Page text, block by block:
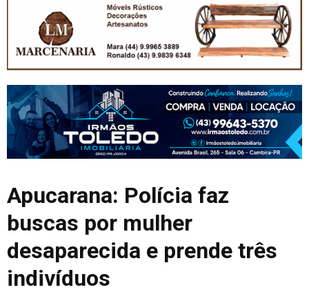
Apucarana: Polícia faz
buscas por mulher
desaparecida e prende três
indivíduos